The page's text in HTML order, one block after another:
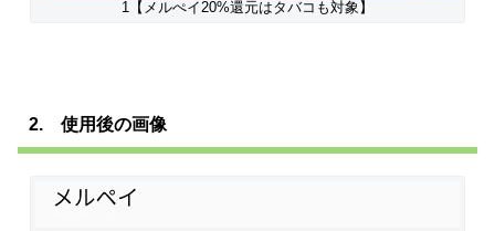
1【メルぺイ20%還元はタバコも対象】
2. 使用後の画像